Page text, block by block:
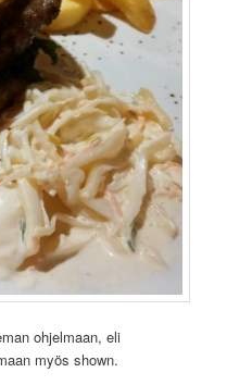
ohjelmaan, eli
myös shown.